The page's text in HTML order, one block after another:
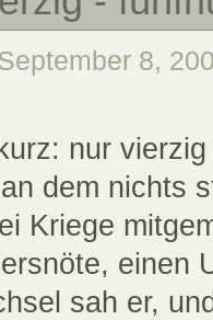
8,
nur
dem nichts
Kriege
einen
sah er,